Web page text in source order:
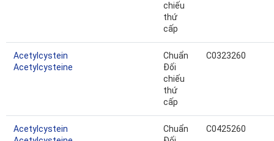
chiếu
thứ
cấp
Acetylcystein
Acetylcysteine
Chuẩn
Đối
chiếu
thứ
cấp
C0323260
Acetylcystein
Chuẩn
C0425260